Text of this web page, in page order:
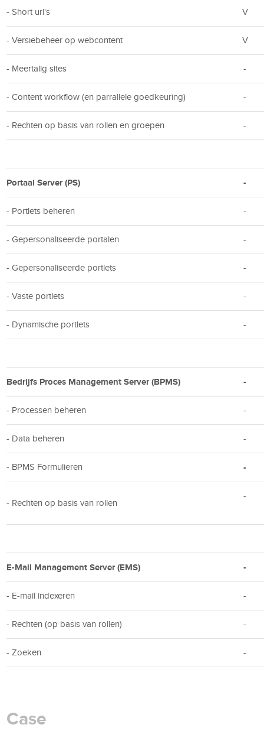
- Short url's V
- Versiebeheer op webcontent V
- Meertalig sites -
- Content workflow (en parrallele goedkeuring) -
- Rechten op basis van rollen en groepen -
Portaal Server (PS) -
- Portlets beheren -
- Gepersonaliseerde portalen -
- Gepersonaliseerde portlets -
- Vaste portlets -
- Dynamische portlets -
Bedrijfs Proces Management Server (BPMS) -
- Processen beheren -
- Data beheren -
- BPMS Formulieren -
- Rechten op basis van rollen
-
E-Mail Management Server (EMS) -
- E-mail indexeren -
- Rechten (op basis van rollen) -
- Zoeken -
Case